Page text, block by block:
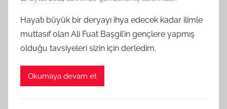
Hayatı büyük bir deryayı ihya edecek kadar ilimle
muttasıf olan Ali Fuat Başgil’in gençlere yapmış
olduğu tavsiyeleri sizin için derledim.
Okumaya devam et